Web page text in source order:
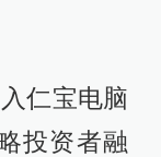
仁宝电脑
投资者融